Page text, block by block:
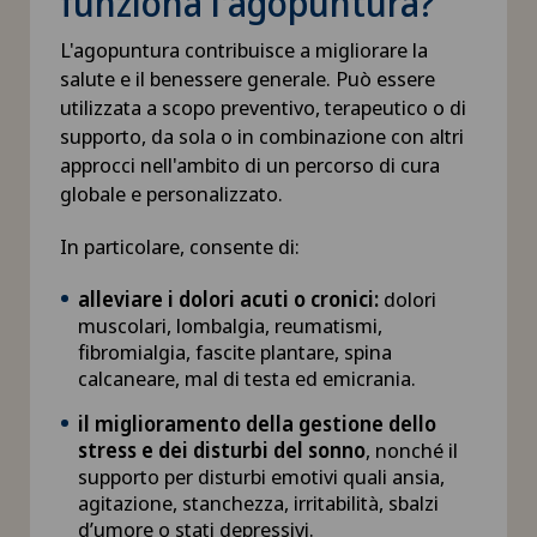
Chirurgia della mano
Chirurgia della retina
Chirurgia della spalla
Chirurgia dello stomaco
Chirurgia dell’anca
Chirurgia dell’intestino crasso
Chirurgia dell’intestino tenue
L'agopuntura contribuisce a migliorare la
salute e il benessere generale. Può essere
utilizzata a scopo preventivo, terapeutico o di
supporto, da sola o in combinazione con altri
approcci nell'ambito di un percorso di cura
globale e personalizzato.
In particolare, consente di:
alleviare i dolori acuti o cronici: dolori
muscolari, lombalgia, reumatismi,
fibromialgia, fascite plantare, spina
calcaneare, mal di testa ed emicrania.
il miglioramento della gestione dello
stress e dei disturbi del sonno, nonché il
supporto per disturbi emotivi quali ansia,
agitazione, stanchezza, irritabilità, sbalzi
d’umore o stati depressivi.